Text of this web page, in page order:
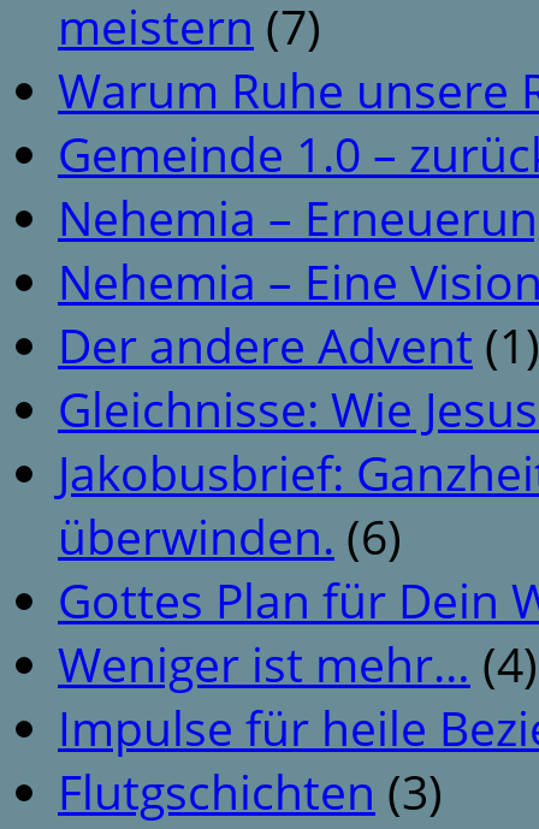
meistern (7)
Warum Ruhe unsere
Gemeinde 1.0 –
Nehemia –
Nehemia – Eine
Der andere Advent (1)
Gleichnisse: Wie
Jakobusbrief:
überwinden. (6)
Gottes Plan für Dein
Weniger ist mehr… (4)
Impulse für heile
Flutgschichten (3)